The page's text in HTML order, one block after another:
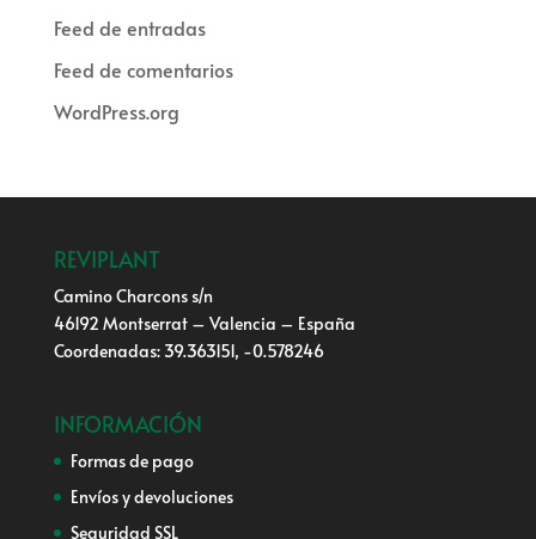
Feed de entradas
Feed de comentarios
WordPress.org
REVIPLANT
Camino Charcons s/n
46192 Montserrat – Valencia – España
Coordenadas: 39.363151, -0.578246
INFORMACIÓN
Formas de pago
Envíos y devoluciones
Seguridad SSL